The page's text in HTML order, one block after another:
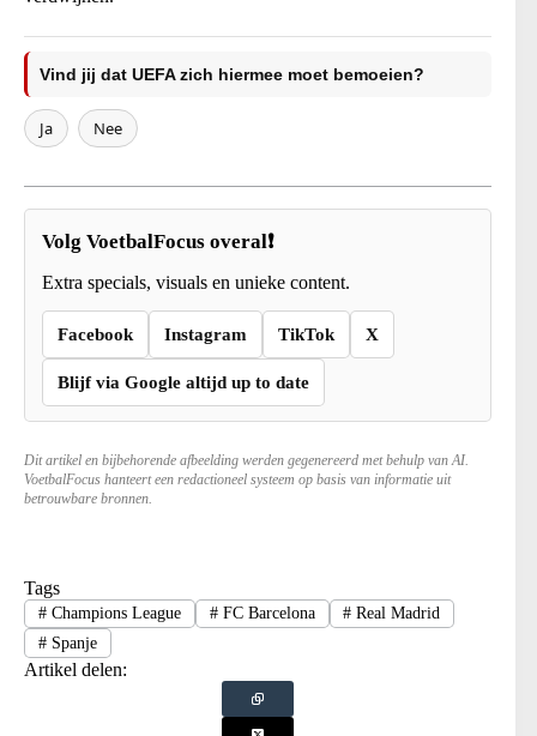
Vind jij dat UEFA zich hiermee moet bemoeien?
Ja Nee
Volg VoetbalFocus overal❗
Extra specials, visuals en unieke content.
Facebook Instagram TikTok X
Blijf via Google altijd up to date
Dit artikel en bijbehorende afbeelding werden gegenereerd met behulp van AI.
VoetbalFocus hanteert een redactioneel systeem op basis van informatie uit
betrouwbare bronnen.
Tags
#Champions League #FC Barcelona # Real Madrid
#Spanje
Artikel delen: